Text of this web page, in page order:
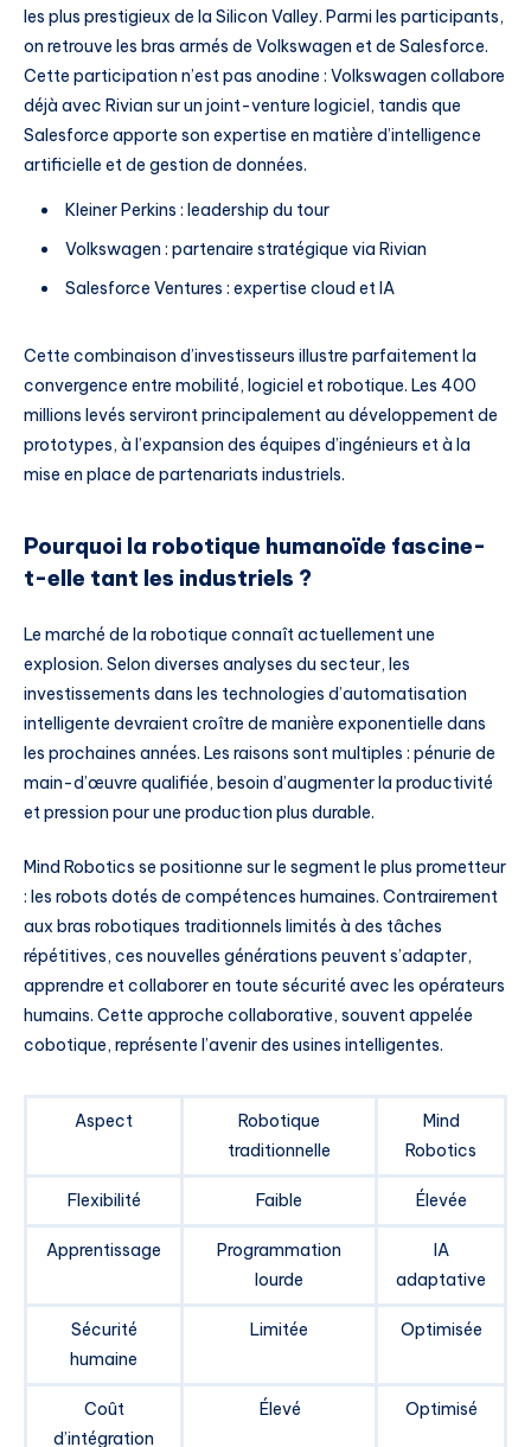
les plus prestigieux de la Silicon Valley. Parmi les participants,
on retrouve les bras armés de Volkswagen et de Salesforce.
Cette participation n’est pas anodine : Volkswagen collabore
déjà avec Rivian sur un joint-venture logiciel, tandis que
Salesforce apporte son expertise en matière d’intelligence
artificielle et de gestion de données.
Kleiner Perkins : leadership du tour
Volkswagen : partenaire stratégique via Rivian
Salesforce Ventures : expertise cloud et IA
Cette combinaison d’investisseurs illustre parfaitement la
convergence entre mobilité, logiciel et robotique. Les 400
millions levés serviront principalement au développement de
prototypes, à l’expansion des équipes d’ingénieurs et à la
mise en place de partenariats industriels.
Pourquoi la robotique humanoïde fascine-
t-elle tant les industriels ?
Le marché de la robotique connaît actuellement une
explosion. Selon diverses analyses du secteur, les
investissements dans les technologies d’automatisation
intelligente devraient croître de manière exponentielle dans
les prochaines années. Les raisons sont multiples : pénurie de
main-d’œuvre qualifiée, besoin d’augmenter la productivité
et pression pour une production plus durable.
Mind Robotics se positionne sur le segment le plus prometteur
: les robots dotés de compétences humaines. Contrairement
aux bras robotiques traditionnels limités à des tâches
répétitives, ces nouvelles générations peuvent s’adapter,
apprendre et collaborer en toute sécurité avec les opérateurs
humains. Cette approche collaborative, souvent appelée
cobotique, représente l’avenir des usines intelligentes.
Aspect
Robotique
traditionnelle
Mind
Robotics
Flexibilité Faible Élevée
Apprentissage
Programmation
lourde
IA
adaptative
Sécurité
humaine
Limitée Optimisée
Coût
d’intégration
Élevé Optimisé